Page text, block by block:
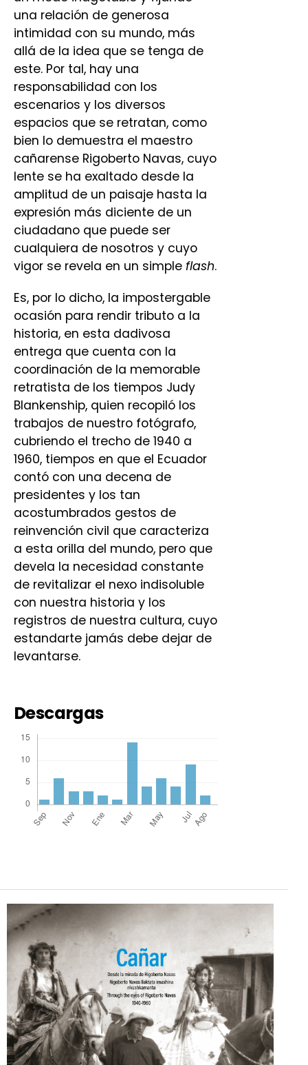
una relación de generosa
intimidad con su mundo, más
allá de la idea que se tenga de
este. Por tal, hay una
responsabilidad con los
escenarios y los diversos
espacios que se retratan, como
bien lo demuestra el maestro
cañarense Rigoberto Navas, cuyo
lente se ha exaltado desde la
amplitud de un paisaje hasta la
expresión más diciente de un
ciudadano que puede ser
cualquiera de nosotros y cuyo
vigor se revela en un simple flash.
Es, por lo dicho, la impostergable
ocasión para rendir tributo a la
historia, en esta dadivosa
entrega que cuenta con la
coordinación de la memorable
retratista de los tiempos Judy
Blankenship, quien recopiló los
trabajos de nuestro fotógrafo,
cubriendo el trecho de 1940 a
1960, tiempos en que el Ecuador
contó con una decena de
presidentes y los tan
acostumbrados gestos de
reinvención civil que caracteriza
a esta orilla del mundo, pero que
devela la necesidad constante
de revitalizar el nexo indisoluble
con nuestra historia y los
registros de nuestra cultura, cuyo
estandarte jamás debe dejar de
levantarse.
Descargas